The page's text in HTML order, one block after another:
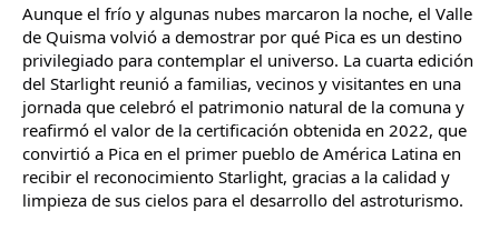
Aunque el frío y algunas nubes marcaron la noche, el Valle
de Quisma volvió a demostrar por qué Pica es un destino
privilegiado para contemplar el universo. La cuarta edición
del Starlight reunió a familias, vecinos y visitantes en una
jornada que celebró el patrimonio natural de la comuna y
reafirmó el valor de la certificación obtenida en 2022, que
convirtió a Pica en el primer pueblo de América Latina en
recibir el reconocimiento Starlight, gracias a la calidad y
limpieza de sus cielos para el desarrollo del astroturismo.